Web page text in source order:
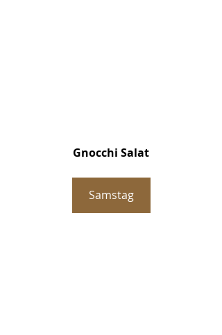
Gnocchi Salat
Samstag